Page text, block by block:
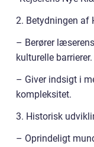
2. Betydningen af
– Berører
kulturelle barrierer.
– Giver indsigt i
kompleksitet.
3. Historisk
– Oprindeligt